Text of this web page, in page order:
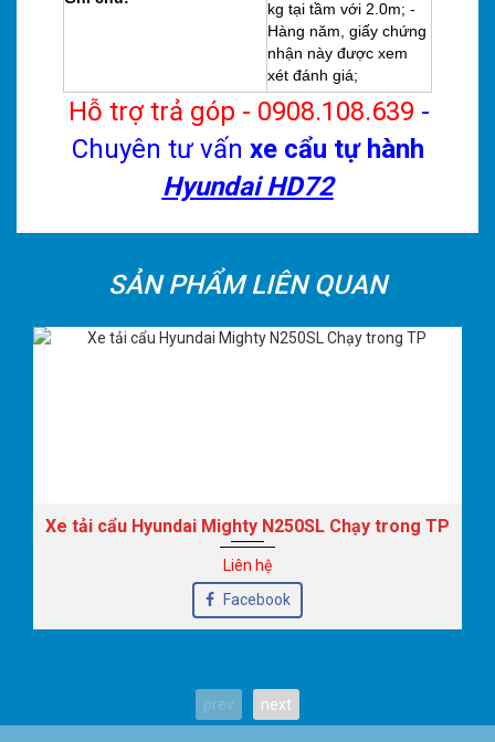
kg tại tầm với 2.0m; -
Hàng năm, giấy chứng
nhận này được xem
xét đánh giá;
Hỗ trợ trả góp - 0908.108.639 -
Chuyên tư vấn xe cẩu tự hành
Hyundai HD72
SẢN PHẨM LIÊN QUAN
Xe tải cẩu Hyundai Mighty N250SL Chạy trong TP
Liên hệ
Facebook
next